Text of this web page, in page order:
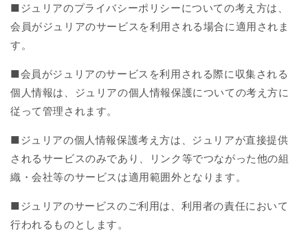
■ジュリアのプライバシーポリシーについての考え方は、
会員がジュリアのサービスを利用される場合に適用されま
す。
■会員がジュリアのサービスを利用される際に収集される
個人情報は、ジュリアの個人情報保護についての考え方に
従って管理されます。
■ジュリアの個人情報保護考え方は、ジュリアが直接提供
されるサービスのみであり、リンク等でつながった他の組
織・会社等のサービスは適用範囲外となります。
■ ジュリアのサービスのご利用は、利用者の責任において
行われるものとします。